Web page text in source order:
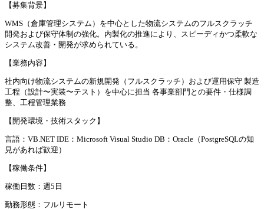
【募集背景】
WMS（倉庫管理システム）を中心とした物流システムのフルスクラッチ
開発および保守体制の強化。内製化の推進により、スピーディかつ柔軟な
システム改善・開発が求められている。
【業務内容】
社内向け物流システムの新規開発（フルスクラッチ）および運用保守 製造
工程（設計〜実装〜テスト）を中心に担当 各事業部門との要件・仕様調
整、工程管理業務
【開発環境・技術スタック】
言語：VB.NET IDE：Microsoft Visual Studio DB：Oracle（PostgreSQLの知
見があれば歓迎）
【稼働条件】
稼働日数：週5日
勤務形態：フルリモート